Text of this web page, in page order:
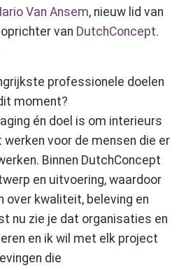
Van Ansem, nieuw lid van
van DutchConcept.
professionele doelen
moment?
én doel is om interieurs
voor de mensen die er
Binnen DutchConcept
en uitvoering, waardoor
over kwaliteit, beleving en
nu zie je dat organisaties en
en ik wil met elk project
die